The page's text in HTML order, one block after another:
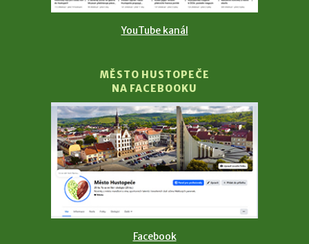
YouTube kanál
MĚSTO HUSTOPEČE
NA FACEBOOKU
Facebook